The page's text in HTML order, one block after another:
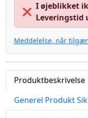
❌
I øjeblikket
Leveringstid
Meddelelse, når
Produktbeskrivelse
Generel Produkt